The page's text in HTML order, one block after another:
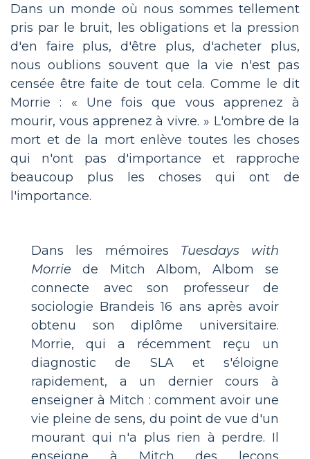
Dans un monde où nous sommes tellement
pris par le bruit, les obligations et la pression
d'en faire plus, d'être plus, d'acheter plus,
nous oublions souvent que la vie n'est pas
censée être faite de tout cela. Comme le dit
Morrie : « Une fois que vous apprenez à
mourir, vous apprenez à vivre. » L'ombre de la
mort et de la mort enlève toutes les choses
qui n'ont pas d'importance et rapproche
beaucoup plus les choses qui ont de
l'importance.
Dans les mémoires Tuesdays with
Morrie de Mitch Albom, Albom se
connecte avec son professeur de
sociologie Brandeis 16 ans après avoir
obtenu son diplôme universitaire.
Morrie, qui a récemment reçu un
diagnostic de SLA et s'éloigne
rapidement, a un dernier cours à
enseigner à Mitch : comment avoir une
vie pleine de sens, du point de vue d'un
mourant qui n'a plus rien à perdre. Il